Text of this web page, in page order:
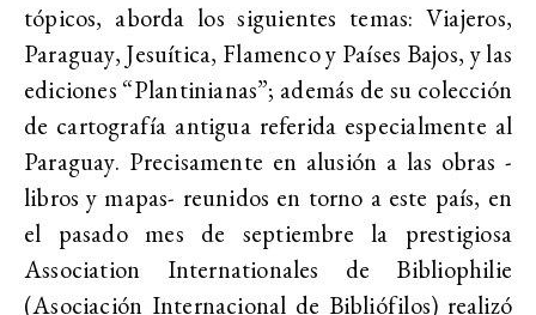
tópicos, aborda los siguientes temas: Viajeros,
Paraguay, Jesuítica, Flamenco y Países Bajos, y las
ediciones “Plantinianas”; además de su colección
de cartografía antigua referida especialmente al
Paraguay. Precisamente en alusión a las obras -
libros y mapas- reunidos en torno a este país, en
el pasado mes de septiembre la prestigiosa
Association Internationales de Bibliophilie
(Asociación Internacional de Bibliófilos) realizó